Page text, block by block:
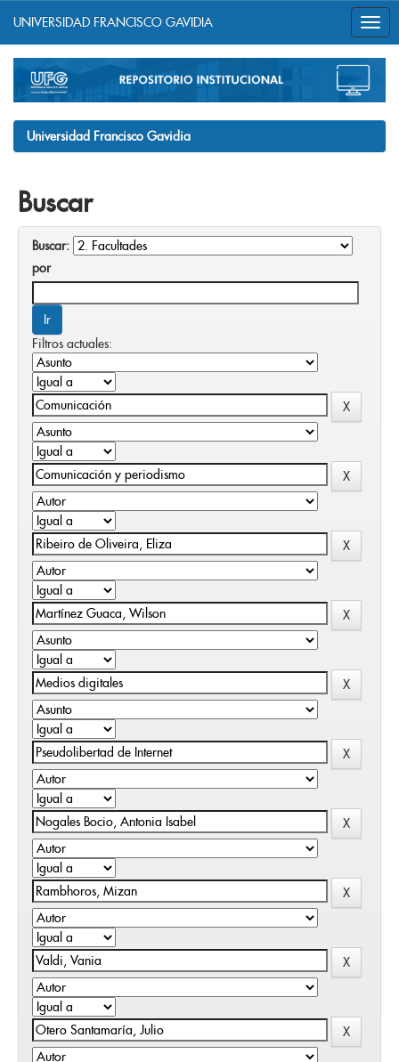
navigation
UNIVERSIDAD FRANCISCO GAVIDIA
Universidad Francisco Gavidia
Buscar
Buscar:
por
Filtros actuales: